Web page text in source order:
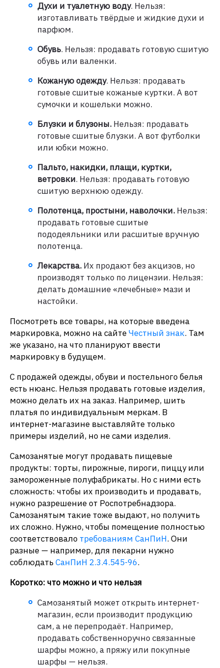
Духи и туалетную воду. Нельзя:
изготавливать твёрдые и жидкие духи и
парфюм.
Обувь. Нельзя: продавать готовую сшитую
обувь или валенки.
Кожаную одежду. Нельзя: продавать
готовые сшитые кожаные куртки. А вот
сумочки и кошельки можно.
Блузки и блузоны. Нельзя: продавать
готовые сшитые блузки. А вот футболки
или юбки можно.
Пальто, накидки, плащи, куртки,
ветровки. Нельзя: продавать готовую
сшитую верхнюю одежду.
Полотенца, простыни, наволочки. Нельзя:
продавать готовые сшитые
пододеяльники или расшитые вручную
полотенца.
Лекарства. Их продают без акцизов, но
производят только по лицензии. Нельзя:
делать домашние «лечебные» мази и
настойки.
Посмотреть все товары, на которые введена
маркировка, можно на сайтеЧестный знак. Там
же указано, на что планируют ввести
маркировку в будущем.
С продажей одежды, обуви и постельного белья
есть нюанс. Нельзя продавать готовые изделия,
можно делать их на заказ. Например, шить
платья по индивидуальным меркам. В
интернет-магазине выставляйте только
примеры изделий, но не сами изделия.
Самозанятые могут продавать пищевые
продукты: торты, пирожные, пироги, пиццу или
замороженные полуфабрикаты. Но с ними есть
сложность: чтобы их производить и продавать,
нужно разрешение от Роспотребнадзора.
Самозанятым такие тоже выдают, но получить
их сложно. Нужно, чтобы помещение полностью
соответствовало требованиям СанПиН. Они
разные — например, для пекарни нужно
соблюдать СанПиН 2.3.4.545-96.
Коротко: что можно и что нельзя
Самозанятый может открыть интернет-
магазин, если производит продукцию
сам, а не перепродаёт. Например,
продавать собственноручно связанные
шарфы можно, а пряжу или покупные
шарфы — нельзя.